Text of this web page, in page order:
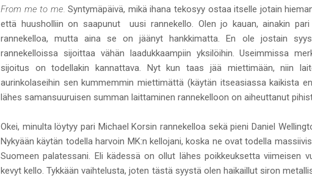
From me to me.Syntymäpäivä, mikä ihana tekosyy ostaa itselle jotain
että huusholliin on saapunut uusi rannekello. Olen jo kauan, ainakin
rannekelloa, mutta aina se on jäänyt hankkimatta. En ole jostain
rannekelloissa sijoittaa vähän laadukkaampiin yksilöihin. Useimmissa
sijoitus on todellakin kannattava. Nyt kun taas jää miettimään, niin
aurinkolaseihin sen kummemmin miettimättä (käytän itseasiassa kaikista
lähes samansuuruisen summan laittaminen rannekelloon on aiheuttanut
Okei, minulta löytyy pari Michael Korsin rannekelloa sekä pieni Daniel
Nykyään käytän todella harvoin MK:n kellojani, koska ne ovat todella
Suomeen palatessani. Eli kädessä on ollut lähes poikkeuksetta viimeisen
kevyt kello. Tykkään vaihtelusta, joten tästä syystä olen haikaillut siron